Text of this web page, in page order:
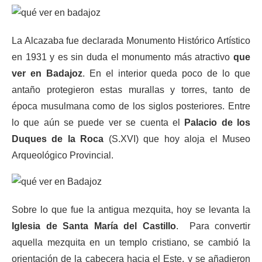
La Alcazaba fue declarada Monumento Histórico Artístico
en 1931 y es sin duda el monumento más atractivo que
ver en Badajoz. En el interior queda poco de lo que
antaño protegieron estas murallas y torres, tanto de
época musulmana como de los siglos posteriores. Entre
lo que aún se puede ver se cuenta el
Palacio de los
Duques de la Roca (S.XVI) que hoy aloja el Museo
Arqueológico Provincial.
Sobre lo que fue la antigua mezquita, hoy se levanta la
Iglesia de Santa María del Castillo. Para convertir
aquella mezquita en un templo cristiano, se cambió la
orientación de la cabecera hacia el Este, y se añadieron